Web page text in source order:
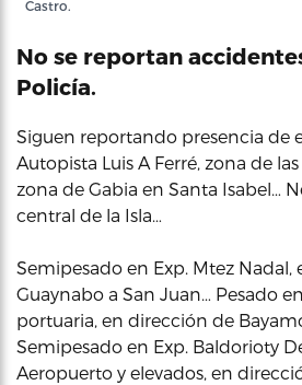
Castro.
No se reportan
Policía.
Siguen reportando presencia de
Autopista Luis A Ferré, zona de
zona de Gabia en Santa Isabel…
central de la Isla…
Semipesado en Exp. Mtez
Guaynabo a San Juan… Pesado
portuaria, en dirección de
Semipesado en Exp. Baldorioty
Aeropuerto y elevados, en